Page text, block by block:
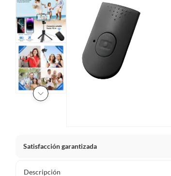
Satisfacción garantizada
Descripción